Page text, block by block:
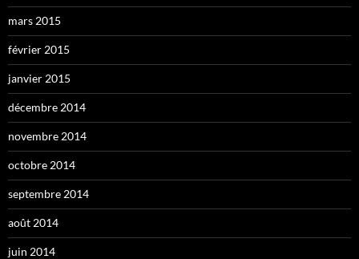
mars 2015
février 2015
janvier 2015
décembre 2014
novembre 2014
octobre 2014
septembre 2014
août 2014
juin 2014